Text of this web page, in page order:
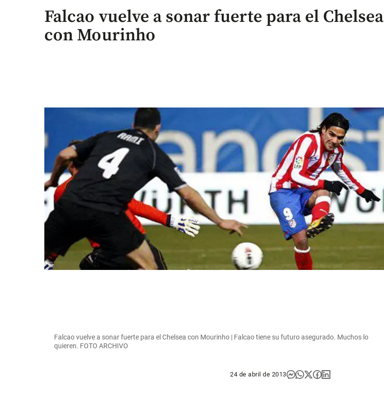
Falcao vuelve a sonar fuerte para el Chelsea
con Mourinho
Falcao vuelve a sonar fuerte para el Chelsea con Mourinho | Falcao tiene su futuro asegurado. Muchos lo
quieren. FOTO ARCHIVO
24 de abril de 2013